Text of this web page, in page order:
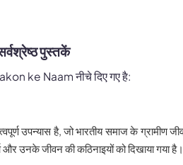
पुस्तकें
ke Naam नीचे दिए गए है:
उपन्यास है, जो भारतीय समाज के ग्रामीण
उनके जीवन की कठिनाइयों को दिखाया गया है।